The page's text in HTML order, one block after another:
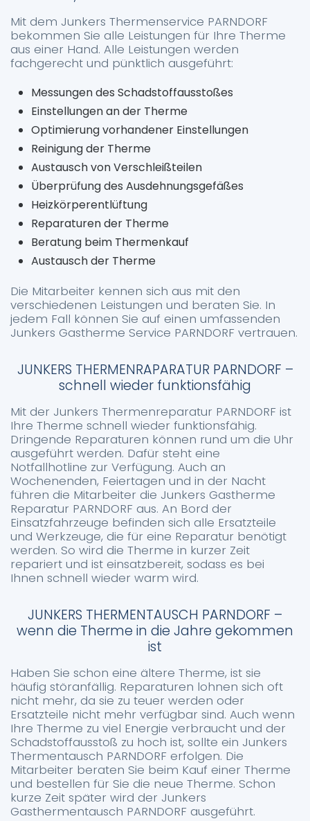
Mit dem Junkers Thermenservice PARNDORF
bekommen Sie alle Leistungen für Ihre Therme
aus einer Hand. Alle Leistungen werden
fachgerecht und pünktlich ausgeführt:
Messungen des Schadstoffausstoßes
Einstellungen an der Therme
Optimierung vorhandener Einstellungen
Reinigung der Therme
Austausch von Verschleißteilen
Überprüfung des Ausdehnungsgefäßes
Heizkörperentlüftung
Reparaturen der Therme
Beratung beim Thermenkauf
Austausch der Therme
Die Mitarbeiter kennen sich aus mit den
verschiedenen Leistungen und beraten Sie. In
jedem Fall können Sie auf einen umfassenden
Junkers Gastherme Service PARNDORF vertrauen.
JUNKERS THERMENRAPARATUR PARNDORF –
schnell wieder funktionsfähig
Mit der Junkers Thermenreparatur PARNDORF ist
Ihre Therme schnell wieder funktionsfähig.
Dringende Reparaturen können rund um die Uhr
ausgeführt werden. Dafür steht eine
Notfallhotline zur Verfügung. Auch an
Wochenenden, Feiertagen und in der Nacht
führen die Mitarbeiter die Junkers Gastherme
Reparatur PARNDORF aus. An Bord der
Einsatzfahrzeuge befinden sich alle Ersatzteile
und Werkzeuge, die für eine Reparatur benötigt
werden. So wird die Therme in kurzer Zeit
repariert und ist einsatzbereit, sodass es bei
Ihnen schnell wieder warm wird.
JUNKERS THERMENTAUSCH PARNDORF –
wenn die Therme in die Jahre gekommen
ist
Haben Sie schon eine ältere Therme, ist sie
häufig störanfällig. Reparaturen lohnen sich oft
nicht mehr, da sie zu teuer werden oder
Ersatzteile nicht mehr verfügbar sind. Auch wenn
Ihre Therme zu viel Energie verbraucht und der
Schadstoffausstoß zu hoch ist, sollte ein Junkers
Thermentausch PARNDORF erfolgen. Die
Mitarbeiter beraten Sie beim Kauf einer Therme
und bestellen für Sie die neue Therme. Schon
kurze Zeit später wird der Junkers
Gasthermentausch PARNDORF ausgeführt.